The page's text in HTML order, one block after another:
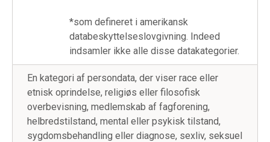
*som defineret i amerikansk
databeskyttelseslovgivning. Indeed
indsamler ikke alle disse datakategorier.
En kategori af persondata, der viser race eller
etnisk oprindelse, religiøs eller filosofisk
overbevisning, medlemskab af fagforening,
helbredstilstand, mental eller psykisk tilstand,
sygdomsbehandling eller diagnose, sexliv, seksuel